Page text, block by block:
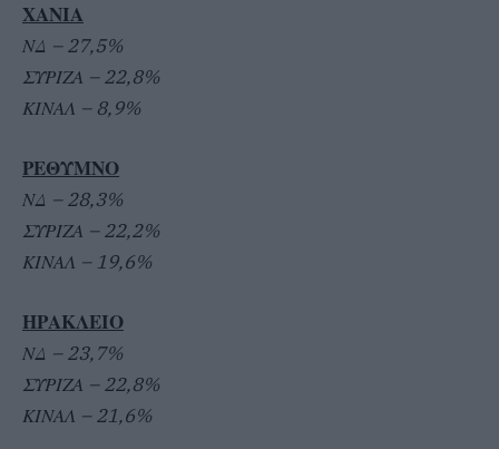
ΧΑΝΙΑ
ΝΔ – 27,5%
ΣΥΡΙΖΑ – 22,8%
ΚΙΝΑΛ – 8,9%
ΡΕΘΥΜΝΟ
ΝΔ – 28,3%
ΣΥΡΙΖΑ – 22,2%
ΚΙΝΑΛ – 19,6%
ΗΡΑΚΛΕΙΟ
ΝΔ – 23,7%
ΣΥΡΙΖΑ – 22,8%
ΚΙΝΑΛ – 21,6%